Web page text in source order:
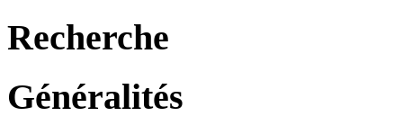
Recherche
Généralités